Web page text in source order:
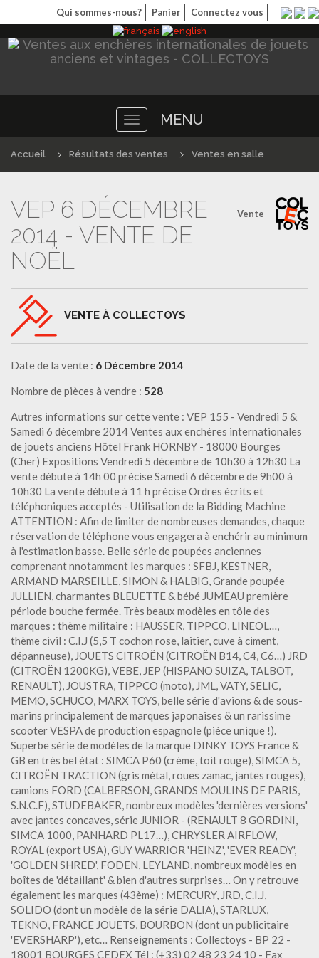
Qui sommes-nous? Panier Connectez vous
Toggle
navigation
MENU
Accueil Résultats des ventes Ventes en salle
Vente
VEP 6 DÉCEMBRE
2014 - VENTE DE
NOËL
VENTE À COLLECTOYS
Date de la vente : 6 Décembre 2014
Nombre de pièces à vendre : 528
Autres informations sur cette vente : VEP 155 - Vendredi 5 &
Samedi 6 décembre 2014 Ventes aux enchères internationales
de jouets anciens Hôtel Frank HORNBY - 18000 Bourges
(Cher) Expositions Vendredi 5 décembre de 10h30 à 12h30 La
vente débute à 14h 00 précise Samedi 6 décembre de 9h00 à
10h30 La vente débute à 11 h précise Ordres écrits et
téléphoniques acceptés - Utilisation de la Bidding Machine
ATTENTION : Afin de limiter de nombreuses demandes, chaque
réservation de téléphone vous engagera à enchérir au minimum
à l'estimation basse. Belle série de poupées anciennes
comprenant nnotamment les marques : SFBJ, KESTNER,
ARMAND MARSEILLE, SIMON & HALBIG, Grande poupée
JULLIEN, charmantes BLEUETTE & bébé JUMEAU première
période bouche fermée. Très beaux modèles en tôle des
marques : thème militaire : HAUSSER, TIPPCO, LINEOL…,
thème civil : C.I.J (5,5 T cochon rose, laitier, cuve à ciment,
dépanneuse), JOUETS CITROËN (CITROËN B14, C4, C6…) JRD
(CITROËN 1200KG), VEBE, JEP (HISPANO SUIZA, TALBOT,
RENAULT), JOUSTRA, TIPPCO (moto), JML, VATY, SELIC,
MEMO, SCHUCO, MARX TOYS, belle série d'avions & de sous-
marins principalement de marques japonaises & un rarissime
scooter VESPA de production espagnole (pièce unique !).
Superbe série de modèles de la marque DINKY TOYS France &
GB en très bel état : SIMCA P60 (crème, toit rouge), SIMCA 5,
CITROËN TRACTION (gris métal, roues zamac, jantes rouges),
camions FORD (CALBERSON, GRANDS MOULINS DE PARIS,
S.N.C.F), STUDEBAKER, nombreux modèles 'dernières versions'
avec jantes concaves, série JUNIOR - (RENAULT 8 GORDINI,
SIMCA 1000, PANHARD PL17…), CHRYSLER AIRFLOW,
ROYAL (export USA), GUY WARRIOR 'HEINZ', 'EVER READY',
'GOLDEN SHRED', FODEN, LEYLAND, nombreux modèles en
boîtes de 'détaillant' & bien d'autres surprises… On y retrouve
également les marques (43ème) : MERCURY, JRD, C.I.J,
SOLIDO (dont un modèle de la série DALIA), STARLUX,
TEKNO, FRANCE JOUETS, BOURBON (dont un publicitaire
'EVERSHARP'), etc… Renseignements : Collectoys - BP 22 -
18001 BOURGES CEDEX Tél : (+33) 02 48 23 24 10 - Fax